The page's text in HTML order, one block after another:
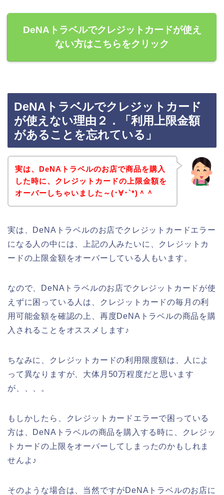
DeNAトラベルでクレジットカードが使え
ない方はこちらをクリック
DeNAトラベルでクレジットカード
が使えない理由２．「利用上限金額
があることを忘れている」
実は、DeNAトラベルのお店で商品を購入
した時に、クレジットカードの上限金額を
オーバーしちゃいました～(･∀･`*)＾＾
実は、DeNAトラベルのお店でクレジットカードエラー
になる人の中には、上記の人みたいに、クレジットカ
ードの上限金額をオーバーしている人もいます。
なので、DeNAトラベルのお店でクレジットカードが使
えずに困っている人は、クレジットカードの毎月の利
用可能金額を確認の上、再度DeNAトラベルの商品を購
入されることをオススメします♪
ちなみに、クレジットカードの利用限度額は、人によ
って異なりますが、大体月50万程度だと思います
が、、、。
もしかしたら、クレジットカードエラーで困っている
方は、DeNAトラベルの商品を購入する時に、クレジッ
トカードの上限をオーバーしてしまったのかもしれま
せんよ♪
そのような場合は、当然ですがDeNAトラベルのお店に